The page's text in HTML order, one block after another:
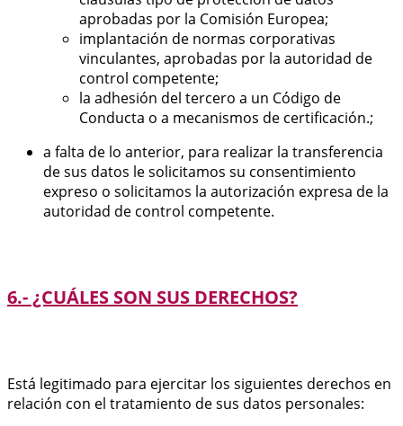
aprobadas por la Comisión Europea;
implantación de normas corporativas
vinculantes, aprobadas por la autoridad de
control competente;
la adhesión del tercero a un Código de
Conducta o a mecanismos de certificación.;
a falta de lo anterior, para realizar la transferencia
de sus datos le solicitamos su consentimiento
expreso o solicitamos la autorización expresa de la
autoridad de control competente.
6.- ¿CUÁLES SON SUS DERECHOS?
Está legitimado para ejercitar los siguientes derechos en
relación con el tratamiento de sus datos personales: